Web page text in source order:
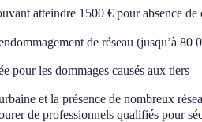
atteindre 1500 € pour absence de
de réseau (jusqu’à
pour les dommages causés aux tiers
et la présence de nombreux
de professionnels qualifiés pour